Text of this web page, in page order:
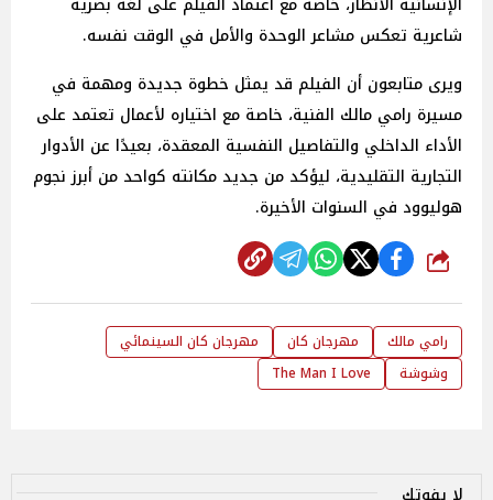
شاعرية تعكس مشاعر الوحدة والأمل في الوقت نفسه.
ويرى متابعون أن الفيلم قد يمثل خطوة جديدة ومهمة في
مسيرة رامي مالك الفنية، خاصة مع اختياره لأعمال تعتمد على
الأداء الداخلي والتفاصيل النفسية المعقدة، بعيدًا عن الأدوار
التجارية التقليدية، ليؤكد من جديد مكانته كواحد من أبرز نجوم
هوليوود في السنوات الأخيرة.
شارك
رامي مالك مهرجان كان
مهرجان كان السينمائي
وشوشة
The Man I Love